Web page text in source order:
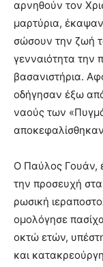
αρνηθούν τον
μαρτύρια,
σώσουν την ζωή
γενναιότητα την
βασανιστήρια.
οδήγησαν έξω
ναούς των
Ο Παύλος Γουάν,
την προσευχή
ρωσική
ομολόγησε
οκτώ ετών,
και